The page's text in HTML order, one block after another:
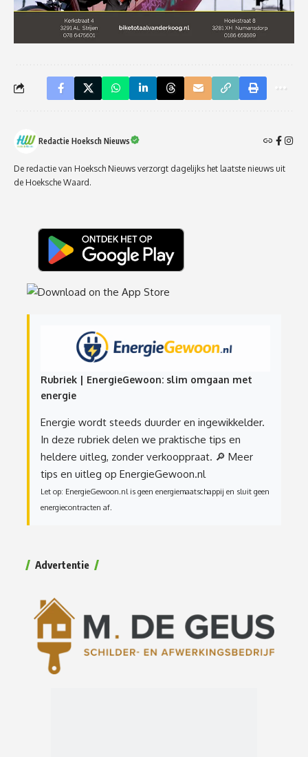
Redactie Hoeksch Nieuws
De redactie van Hoeksch Nieuws verzorgt dagelijks het laatste nieuws uit
de Hoeksche Waard.
Rubriek | EnergieGewoon: slim omgaan met
energie
Energie wordt steeds duurder en ingewikkelder.
In deze rubriek delen we praktische tips en
heldere uitleg, zonder verkooppraat. 🔎 Meer
tips en uitleg op EnergieGewoon.nl
Let op: EnergieGewoon.nl is geen energiemaatschappij en sluit geen
energiecontracten af.
Advertentie